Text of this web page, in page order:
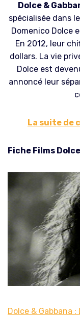
Dolce &
spécialisée dans
Domenico Dolce
En 2012, leur
dollars. La vie
Dolce est
annoncé leur
La suite de
Fiche Films
Dolce & Gabbana